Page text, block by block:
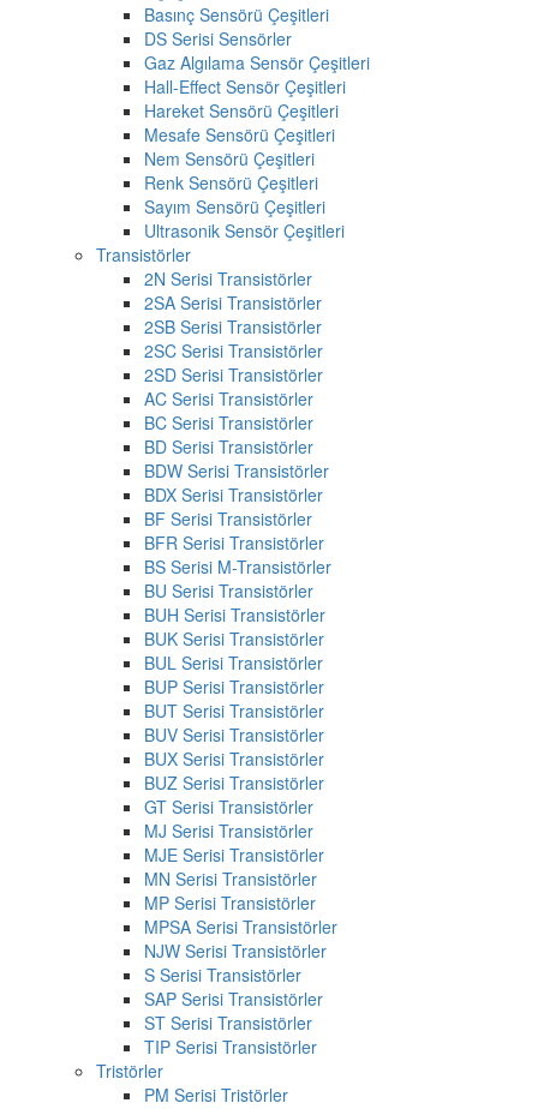
Basınç Sensörü Çeşitleri
DS Serisi Sensörler
Gaz Algılama Sensör Çeşitleri
Hall-Effect Sensör Çeşitleri
Hareket Sensörü Çeşitleri
Mesafe Sensörü Çeşitleri
Nem Sensörü Çeşitleri
Renk Sensörü Çeşitleri
Sayım Sensörü Çeşitleri
Ultrasonik Sensör Çeşitleri
Transistörler
2N Serisi Transistörler
2SA Serisi Transistörler
2SB Serisi Transistörler
2SC Serisi Transistörler
2SD Serisi Transistörler
AC Serisi Transistörler
BC Serisi Transistörler
BD Serisi Transistörler
BDW Serisi Transistörler
BDX Serisi Transistörler
BF Serisi Transistörler
BFR Serisi Transistörler
BS Serisi M-Transistörler
BU Serisi Transistörler
BUH Serisi Transistörler
BUK Serisi Transistörler
BUL Serisi Transistörler
BUP Serisi Transistörler
BUT Serisi Transistörler
BUV Serisi Transistörler
BUX Serisi Transistörler
BUZ Serisi Transistörler
GT Serisi Transistörler
MJ Serisi Transistörler
MJE Serisi Transistörler
MN Serisi Transistörler
MP Serisi Transistörler
MPSA Serisi Transistörler
NJW Serisi Transistörler
S Serisi Transistörler
SAP Serisi Transistörler
ST Serisi Transistörler
TIP Serisi Transistörler
Tristörler
PM Serisi Tristörler